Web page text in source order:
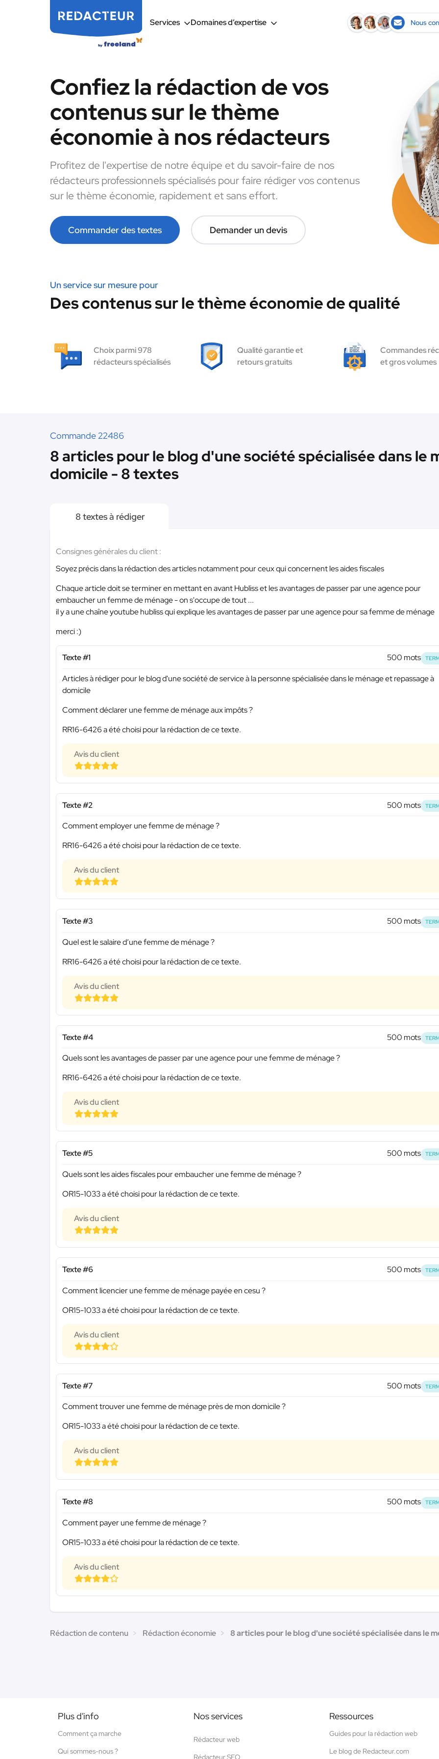
Services Domaines d’expertise Nous
Confiez la rédaction de vos
contenus sur le thème
économie à nos rédacteurs
Profitez de l'expertise de notre équipe et du savoir-faire de nos
rédacteurs professionnels spécialisés pour faire rédiger vos contenus
sur le thème économie, rapidement et sans effort.
Commander des textes Demander un devis
Un service sur mesure pour
Des contenus sur le thème économie de qualité
Choix parmi 978
rédacteurs spécialisés
Qualité garantie et
retours gratuits
Commandes
et gros volumes
Commande 22486
8 articles pour le blog d'une société spécialisée dans le
domicile - 8 textes
8 textes à rédiger
Consignes générales du client :
Soyez précis dans la rédaction des articles notamment pour ceux qui concernent les aides fiscales
Chaque article doit se terminer en mettant en avant Hubliss et les avantages de passer par une agence pour
embaucher un femme de ménage - on s'occupe de tout ...
il y a une chaîne youtube hubliss qui explique les avantages de passer par une agence pour sa femme de ménage
merci :)
Texte #1 500 mots
Articles à rédiger pour le blog d'une société de service à la personne spécialisée dans le ménage et repassage à
domicile
Comment déclarer une femme de ménage aux impôts ?
RR16-6426 a été choisi pour la rédaction de ce texte.
Avis du client
Texte #2 500 mots
Comment employer une femme de ménage ?
RR16-6426 a été choisi pour la rédaction de ce texte.
Avis du client
Texte #3 500 mots
Quel est le salaire d’une femme de ménage ?
RR16-6426 a été choisi pour la rédaction de ce texte.
Avis du client
Texte #4 500 mots
Quels sont les avantages de passer par une agence pour une femme de ménage ?
RR16-6426 a été choisi pour la rédaction de ce texte.
Avis du client
Texte #5 500 mots
Quels sont les aides fiscales pour embaucher une femme de ménage ?
OR15-1033 a été choisi pour la rédaction de ce texte.
Avis du client
Texte #6 500 mots
Comment licencier une femme de ménage payée en cesu ?
OR15-1033 a été choisi pour la rédaction de ce texte.
Avis du client
Texte #7 500 mots
Comment trouver une femme de ménage près de mon domicile ?
OR15-1033 a été choisi pour la rédaction de ce texte.
Avis du client
Texte #8 500 mots
Comment payer une femme de ménage ?
OR15-1033 a été choisi pour la rédaction de ce texte.
Avis du client
Rédaction de contenu Rédaction économie 8 articles pour le blog d'une société spécialisée dans le
Plus d'info
Comment ça marche
Qui sommes-nous ?
Nos services
Rédacteur web
Rédacteur SEO
Ressources
Guides pour la rédaction web
Le blog de Redacteur.com